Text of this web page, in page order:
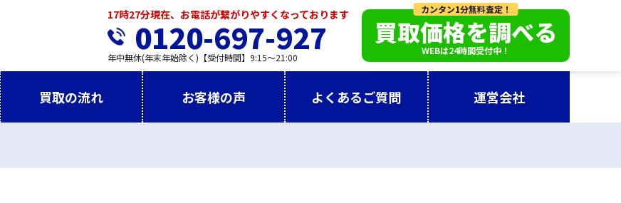
17時27分現在、お電話が繋がりやすくなっております
0120-697-927
年中無休(年末年始除く)【受付時間】9:15～21:00
カンタン1分無料査定！
買取価格を調べる
WEBは24時間受付中！
買取の流れ お客様の声 よくあるご質問 運営会社